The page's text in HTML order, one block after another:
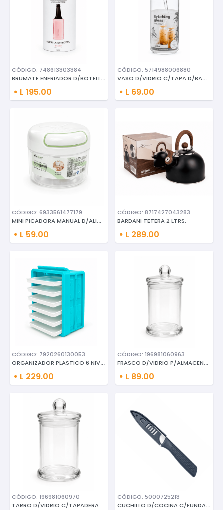
CÓDIGO: 748613303384
BRUMATE ENFRIADOR D/BOTELLAS 1
L 195.00
CÓDIGO: 5714988006880
VASO D/VIDRIO C/TAPA D/BAMBU I
L 69.00
CÓDIGO: 6933561477179
MINI PICADORA MANUAL D/ALIMENT
L 59.00
CÓDIGO: 8717427043283
BARDANI TETERA 2 LTRS.
L 289.00
CÓDIGO: 7920260130053
ORGANIZADOR PLASTICO 6 NIVELES
L 229.00
CÓDIGO: 196981060963
FRASCO D/VIDRIO P/ALMACENAMIE
L 89.00
CÓDIGO: 196981060970
TARRO D/VIDRIO C/TAPADERA
CÓDIGO: 5000725213
CUCHILLO D/COCINA C/FUNDA PROT